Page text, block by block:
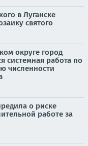
в Луганске
святого
округе город
системная работа по
численности
о риске
работе за